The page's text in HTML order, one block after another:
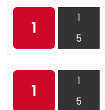
1
1
5
1
1
5